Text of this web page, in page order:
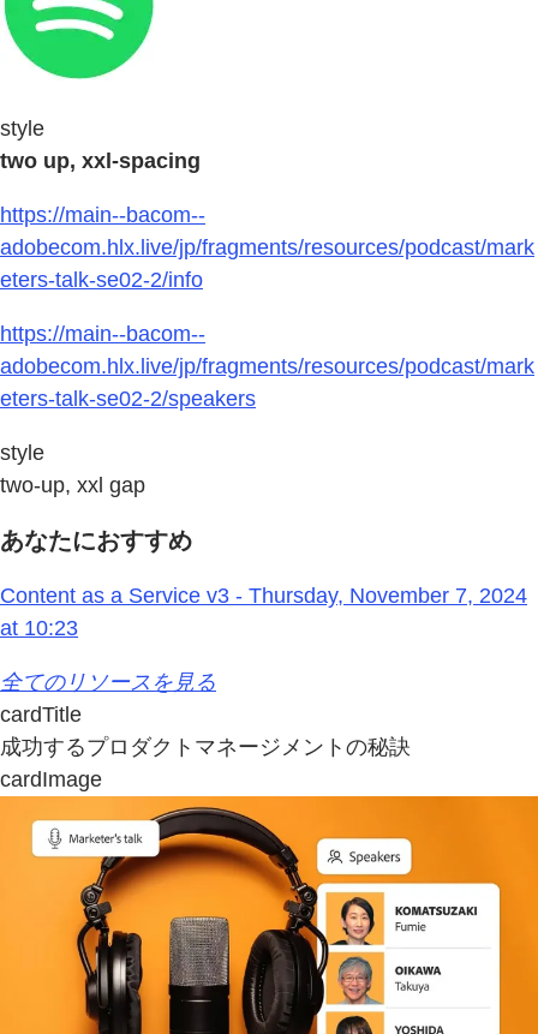
style
two up, xxl-spacing
https://main--bacom--
adobecom.hlx.live/jp/fragments/resources/podcast/mark
eters-talk-se02-2/info
https://main--bacom--
adobecom.hlx.live/jp/fragments/resources/podcast/mark
eters-talk-se02-2/speakers
style
two-up, xxl gap
あなたにおすすめ
Content as a Service v3 - Thursday, November 7, 2024
at 10:23
全てのリソースを見る
cardTitle
成功するプロダクトマネージメントの秘訣
cardImage